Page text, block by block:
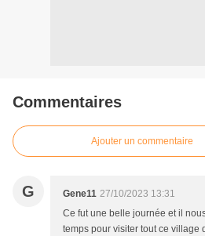
Commentaires
Ajouter un commentaire
G Gene11 27/10/2023 13:31
Ce fut une belle journée et il
temps pour visiter tout ce village